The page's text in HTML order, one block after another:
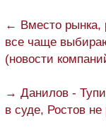
← Вместо рынка,
все чаще
(новости
→ Данилов -
в суде, Ростов